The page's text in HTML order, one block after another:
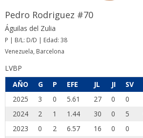
Pedro Rodriguez #70
Águilas del Zulia
P | B/L: D/D | Edad: 38
Venezuela, Barcelona
LVBP
AÑO
G P EFE JL JI SV
2025
3 0 5.61 27 0 0
2024
2 1 1.44 30 0 5
2023
0 2 6.57 16 0 0